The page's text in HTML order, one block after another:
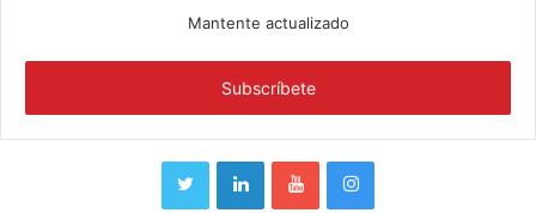
Mantente actualizado